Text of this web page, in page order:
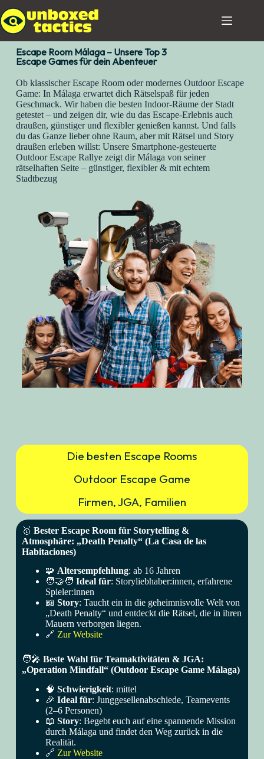
Escape Room Málaga – Unsere Top 3
Escape Games für dein Abenteuer
Ob klassischer Escape Room oder modernes Outdoor Escape
Game: In Málaga erwartet dich Rätselspaß für jeden
Geschmack. Wir haben die besten Indoor-Räume der Stadt
getestet – und zeigen dir, wie du das Escape-Erlebnis auch
draußen, günstiger und flexibler genießen kannst. Und falls
du das Ganze lieber ohne Raum, aber mit Rätsel und Story
draußen erleben willst: Unsere Smartphone-gesteuerte
Outdoor Escape Rallye zeigt dir Málaga von seiner
rätselhaften Seite – günstiger, flexibler & mit echtem
Stadtbezug
Die besten Escape Rooms
Outdoor Escape Game
Firmen, JGA, Familien
🥇 Bester Escape Room für Storytelling &
Atmosphäre: „Death Penalty“ (La Casa de las
Habitaciones)
🧩 Altersempfehlung: ab 16 Jahren
🧑‍🤝‍🧑 Ideal für: Storyliebhaber:innen, erfahrene
Spieler:innen
📖 Story: Taucht ein in die geheimnisvolle Welt von
„Death Penalty“ und entdeckt die Rätsel, die in ihren
Mauern verborgen liegen.
🔗 Zur Website
🧑‍🎤 Beste Wahl für Teamaktivitäten & JGA:
„Operation Mindfall“ (Outdoor Escape Game Málaga)
🧠 Schwierigkeit: mittel
🎉 Ideal für: Junggesellenabschiede, Teamevents
(2–6 Personen)
📖 Story: Begebt euch auf eine spannende Mission
durch Málaga und findet den Weg zurück in die
Realität.
🔗 Zur Website